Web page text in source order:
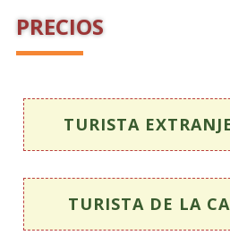
PRECIOS
TURISTA
TURISTA DE LA